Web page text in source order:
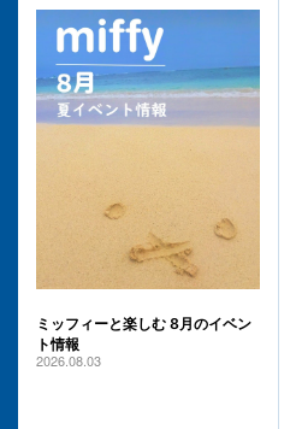
ミッフィーと楽しむ 8月のイベン
ト情報
2026.08.03